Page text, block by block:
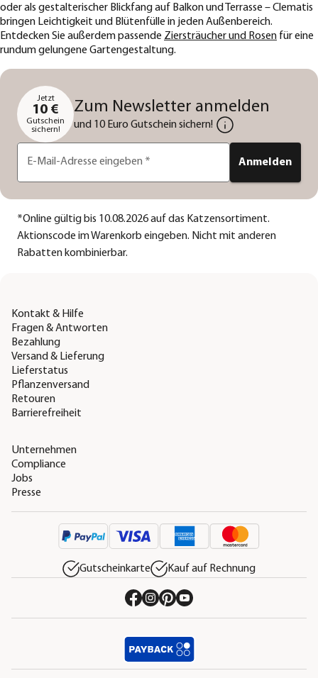
oder als gestalterischer Blickfang auf Balkon und Terrasse – Clematis
bringen Leichtigkeit und Blütenfülle in jeden Außenbereich.
Entdecken Sie außerdem passende Ziersträucher und Rosen für eine
rundum gelungene Gartengestaltung.
Jetzt
10 €
Gutschein
sichern!
Zum Newsletter anmelden
und 10 Euro Gutschein sichern!
E-Mail-Adresse eingeben * Anmelden
*Online gültig bis 10.08.2026 auf das Katzensortiment.
Aktionscode im Warenkorb eingeben. Nicht mit anderen
Rabatten kombinierbar.
Kontakt & Hilfe
Fragen & Antworten
Bezahlung
Versand & Lieferung
Lieferstatus
Pflanzenversand
Retouren
Barrierefreiheit
Unternehmen
Compliance
Jobs
Presse
Gutscheinkarte Kauf auf Rechnung